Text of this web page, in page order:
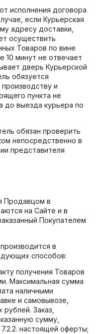
исполнения договора
если Курьерская
адресу доставки,
осуществить
Товаров по вине
10 минут не отвечает
дверь Курьерской
обязуется
и
пункта не
до выезда курьера по
обязан проверить
непосредственно в
представителя
Продавцом в
на Сайте и в
Покупателем
в
способов:
получения Товаров
Максимальная сумма
наличными
и самовывозе,
Заказ,
сумму,
настоящей оферты;